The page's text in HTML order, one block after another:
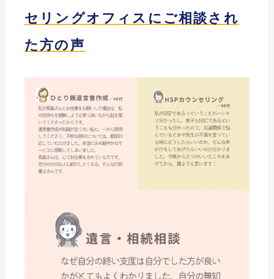
セリングオフィスにご相談され
た方の声